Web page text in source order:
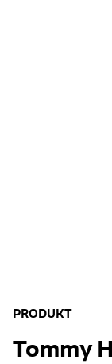
PRODUKT
Tommy